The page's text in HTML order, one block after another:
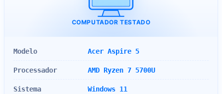
COMPUTADOR TESTADO
Modelo Acer Aspire 5
Processador AMD Ryzen 7 5700U
Sistema Windows 11